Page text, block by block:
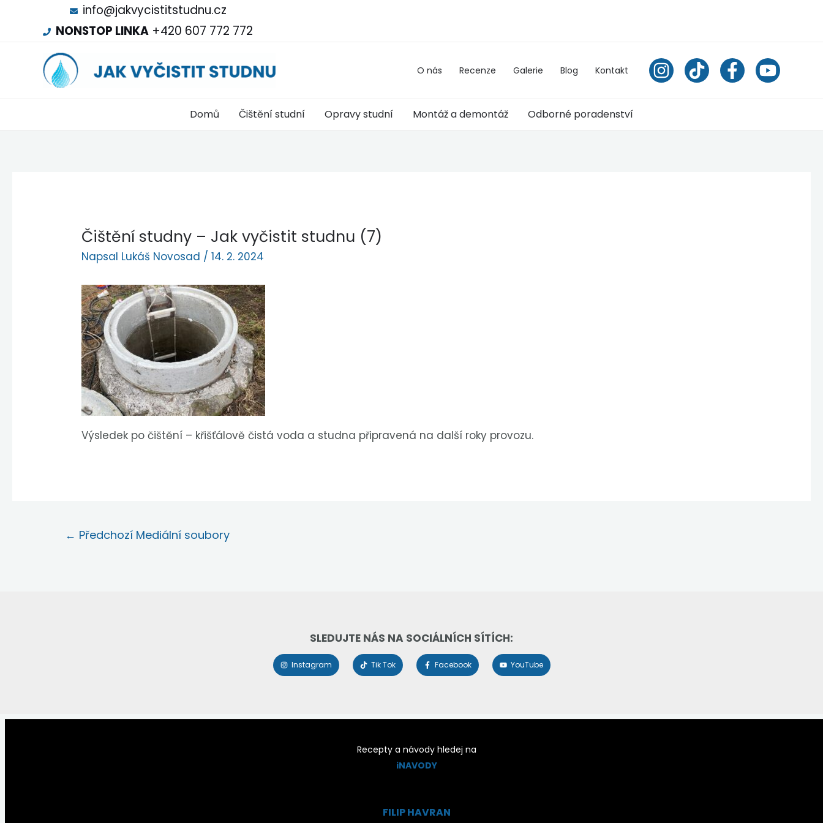
info@jakvycistitstudnu.cz
NONSTOP LINKA +420 607 772 772
O nás Recenze Galerie Blog Kontakt
Domů Čištění studní Opravy studní Montáž a demontáž Odborné poradenství
Čištění studny – Jak vyčistit studnu (7)
Napsal Lukáš Novosad /14. 2. 2024
Výsledek po čištění – křišťálově čistá voda a studna připravená na další roky provozu.
← Předchozí Mediální soubory
SLEDUJTE NÁS NA SOCIÁLNÍCH SÍTÍCH:
Instagram Tik Tok Facebook YouTube
Recepty a návody hledej na
iNAVODY
FILIP HAVRAN